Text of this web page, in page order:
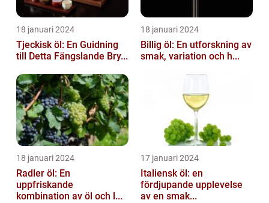
18 januari 2024
Tjeckisk öl: En Guidning
till Detta Fängslande Bry...
18 januari 2024
Billig öl: En utforskning av
smak, variation och h...
18 januari 2024
Radler öl: En
uppfriskande
kombination av öl och l...
17 januari 2024
Italiensk öl: en
fördjupande upplevelse
av en smak...